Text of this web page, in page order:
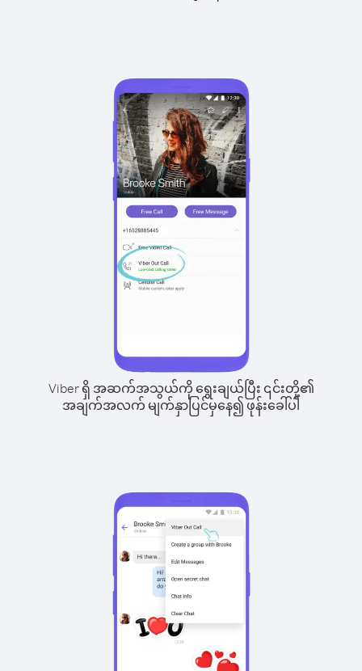
Viber ရှိ အဆက်အသွယ်ကို ရွေးချယ်ပြီး ၎င်းတို့၏
အချက်အလက် မျက်နှာပြင်မှနေ၍ ဖုန်းခေါ်ပါ